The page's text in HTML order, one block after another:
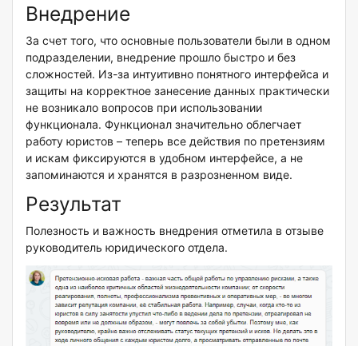
Внедрение
За счет того, что основные пользователи были в одном
подразделении, внедрение прошло быстро и без
сложностей. Из-за интуитивно понятного интерфейса и
защиты на корректное занесение данных практически
не возникало вопросов при использовании
функционала. Функционал значительно облегчает
работу юристов – теперь все действия по претензиям
и искам фиксируются в удобном интерфейсе, а не
запоминаются и хранятся в разрозненном виде.
Результат
Полезность и важность внедрения отметила в отзыве
руководитель юридического отдела.